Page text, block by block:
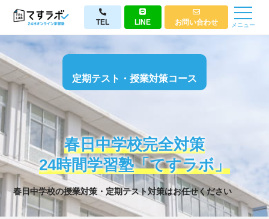
TEL LINE お問い合わせ メニュー
定期テスト・授業対策コース
春日中学校完全対策
24時間学習塾「てすラボ」
春日中学校の授業対策・定期テスト対策はお任せください